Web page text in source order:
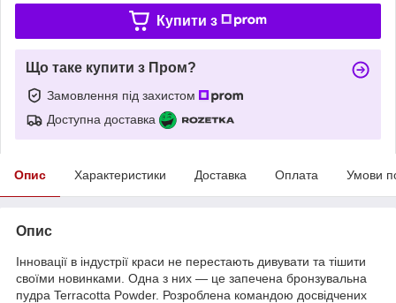
Купити з
Що таке купити з Пром?
Замовлення під захистом
Доступна доставка
Опис Характеристики Доставка Оплата Умови
Опис
Інновації в індустрії краси не перестають дивувати та тішити
своїми новинками. Одна з них — це запечена бронзувальна
пудра Terracotta Powder. Розроблена командою досвідчених